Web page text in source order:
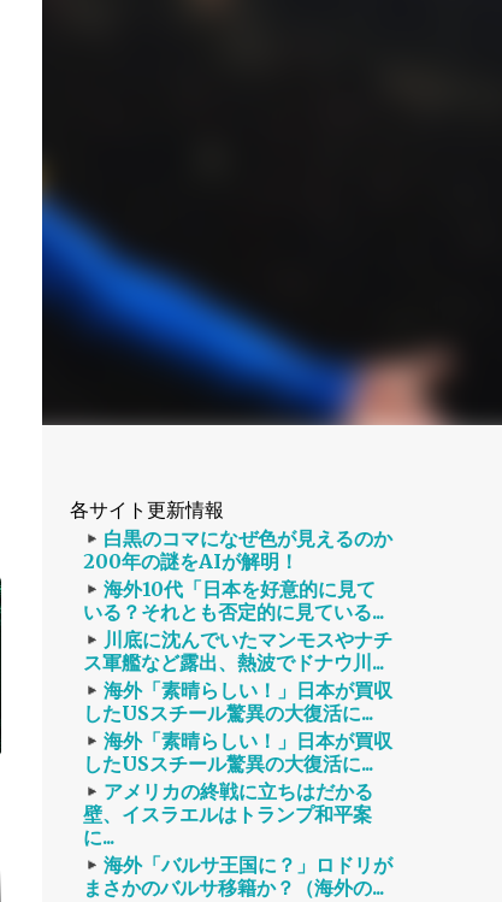
各サイト更新情報
白黒のコマになぜ色が見えるのか
200年の謎をAIが解明！
海外10代「日本を好意的に見て
いる？それとも否定的に見ている...
川底に沈んでいたマンモスやナチ
ス軍艦など露出、熱波でドナウ川...
海外「素晴らしい！」日本が買収
したUSスチール驚異の大復活に...
海外「素晴らしい！」日本が買収
したUSスチール驚異の大復活に...
アメリカの終戦に立ちはだかる
壁、イスラエルはトランプ和平案
に...
海外「バルサ王国に？」ロドリが
まさかのバルサ移籍か？（海外の...